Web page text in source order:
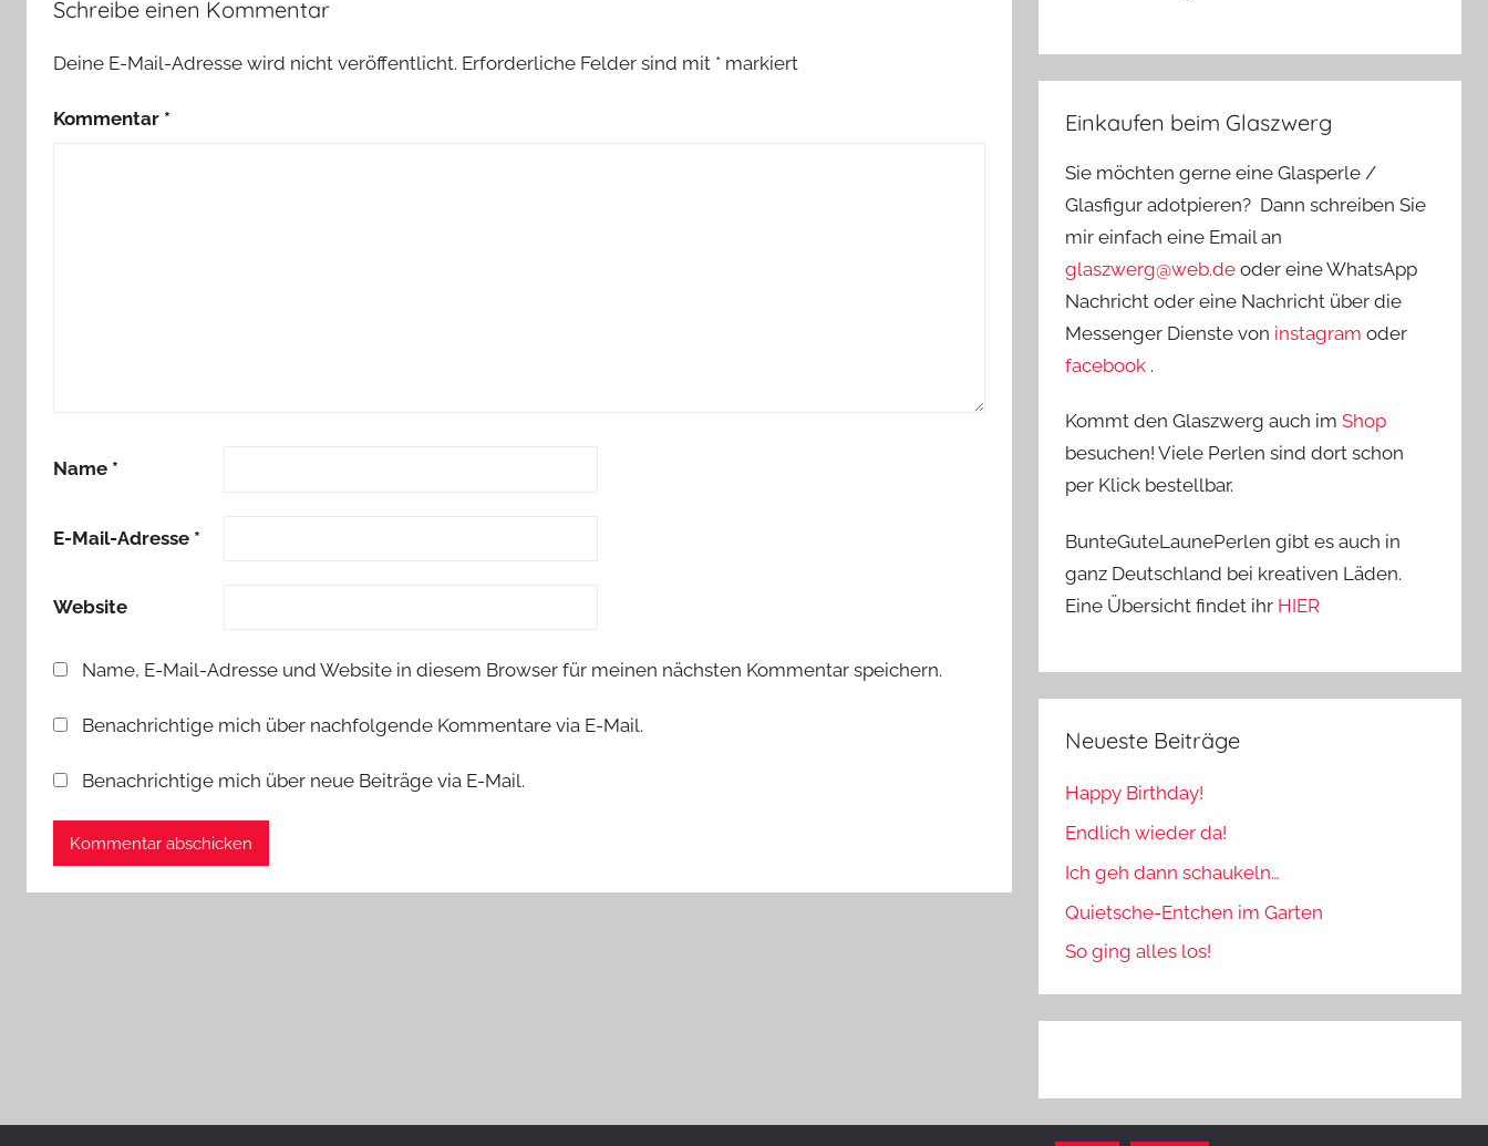
,
e
r
Schreibe einen Kommentar
Deine E-Mail-Adresse wird nicht veröffentlicht. Erforderliche Felder sind mit * markiert
Kommentar *
Name *
E-Mail-Adresse *
Website
Name, E-Mail-Adresse und Website in diesem Browser für meinen nächsten Kommentar speichern.
Benachrichtige mich über nachfolgende Kommentare via E-Mail.
Benachrichtige mich über neue Beiträge via E-Mail.
Einkaufen beim Glaszwerg
Sie möchten gerne eine Glasperle /
Glasfigur adotpieren? Dann schreiben Sie
mir einfach eine Email an
glaszwerg@web.de oder eine WhatsApp
Nachricht oder eine Nachricht über die
Messenger Dienste von instagram oder
facebook .
Kommt den Glaszwerg auch imShop
besuchen! Viele Perlen sind dort schon
per Klick bestellbar.
BunteGuteLaunePerlen gibt es auch in
ganz Deutschland bei kreativen Läden.
Eine Übersicht findet ihr HIER
Neueste Beiträge
Happy Birthday!
Endlich wieder da!
Ich geh dann schaukeln…
Quietsche-Entchen im Garten
So ging alles los!